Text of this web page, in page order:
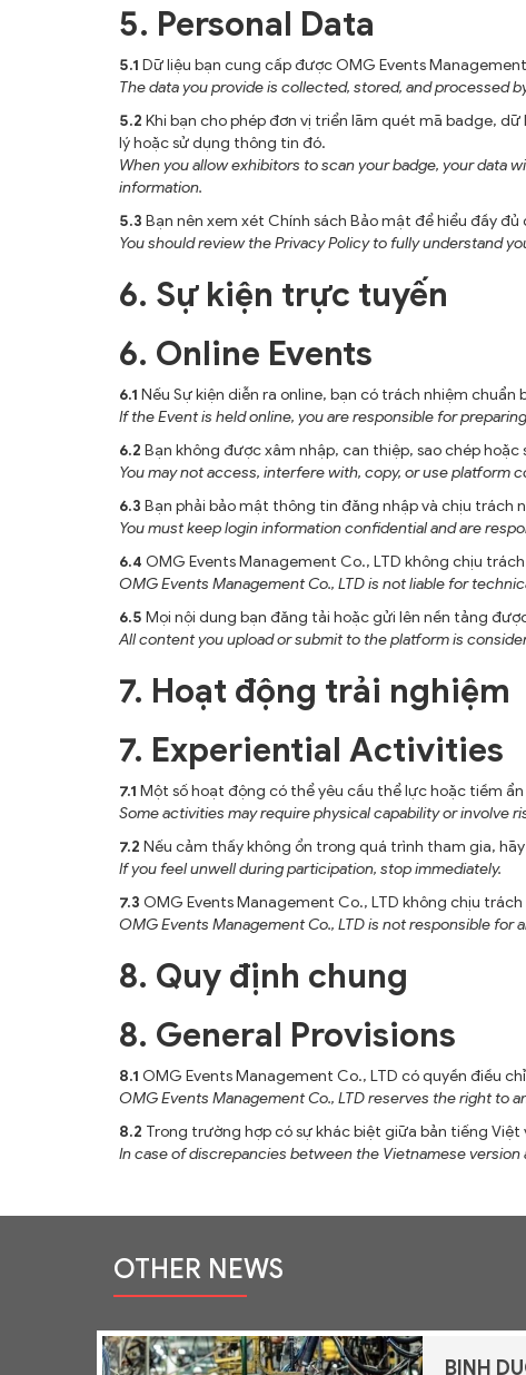
5. Personal Data
5.1 Dữ liệu bạn cung cấp được OMG Events
The data you provide is collected, stored, and processed
5.2 Khi bạn cho phép đơn vị triển lãm quét mã badge,
lý hoặc sử dụng thông tin đó.
When you allow exhibitors to scan your badge, your data
information.
5.3 Bạn nên xem xét Chính sách Bảo mật để hiểu đầy
You should review the Privacy Policy to fully understand
6. Sự kiện trực tuyến
6. Online Events
6.1 Nếu Sự kiện diễn ra online, bạn có trách nhiệm
If the Event is held online, you are responsible for
6.2 Bạn không được xâm nhập, can thiệp, sao chép
You may not access, interfere with, copy, or use platform
6.3 Bạn phải bảo mật thông tin đăng nhập và chịu trách
You must keep login information confidential and are
6.4 OMG Events Management Co., LTD không chịu
OMG Events Management Co., LTD is not liable for
6.5 Mọi nội dung bạn đăng tải hoặc gửi lên nền tảng
All content you upload or submit to the platform is
7. Hoạt động trải nghiệm
7. Experiential Activities
7.1 Một số hoạt động có thể yêu cầu thể lực hoặc tiềm
Some activities may require physical capability or involve
7.2 Nếu cảm thấy không ổn trong quá trình tham gia,
If you feel unwell during participation, stop immediately.
7.3 OMG Events Management Co., LTD không chịu
OMG Events Management Co., LTD is not responsible
8. Quy định chung
8. General Provisions
8.1 OMG Events Management Co., LTD có quyền điều
OMG Events Management Co., LTD reserves the right to
8.2 Trong trường hợp có sự khác biệt giữa bản tiếng
In case of discrepancies between the Vietnamese
OTHER NEWS
BINH